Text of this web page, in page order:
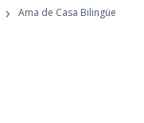
› Ama de Casa Bilingüe